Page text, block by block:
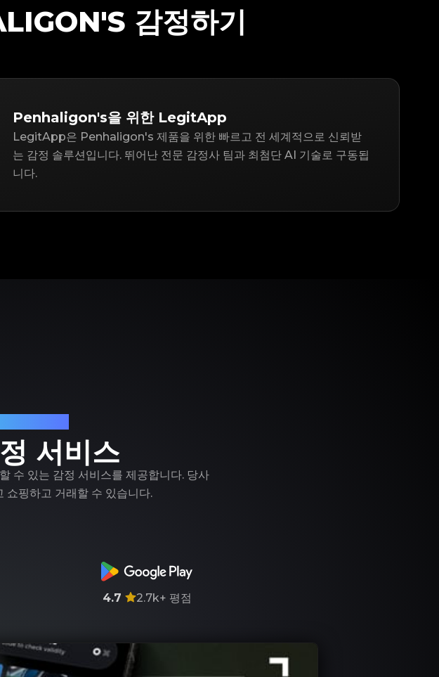
감정하기
Penhaligon's을 위한 LegitApp
LegitApp은 Penhaligon's 제품을 위한 빠르고 전 세계적으로 신뢰받
는 감정 솔루션입니다. 뛰어난 전문 감정사 팀과 최첨단 AI 기술로 구동됩
니다.
서비스
수 있는 감정 서비스를 제공합니다. 당사
쇼핑하고 거래할 수 있습니다.
4.7 2.7k+ 평점